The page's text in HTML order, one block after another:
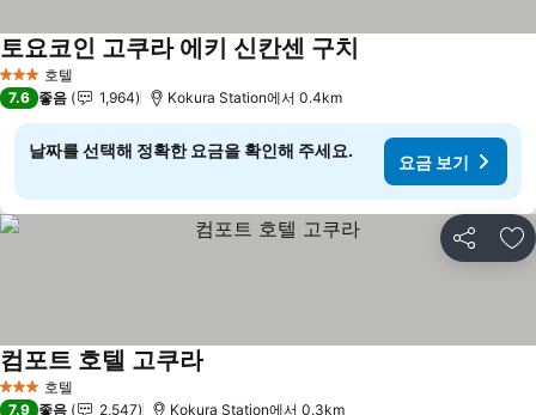
3 성급 호텔
토요코인 고쿠라 에키 신칸센 구치
7.6 좋음 1,964 Kokura Station에서 0.4km
날짜를 선택해 정확한 요금을 확인해 주세요.
요금 보기
공유 즐
3 성급 호텔
컴포트 호텔 고쿠라
7.9 좋음 2,547 Kokura Station에서 0.3km